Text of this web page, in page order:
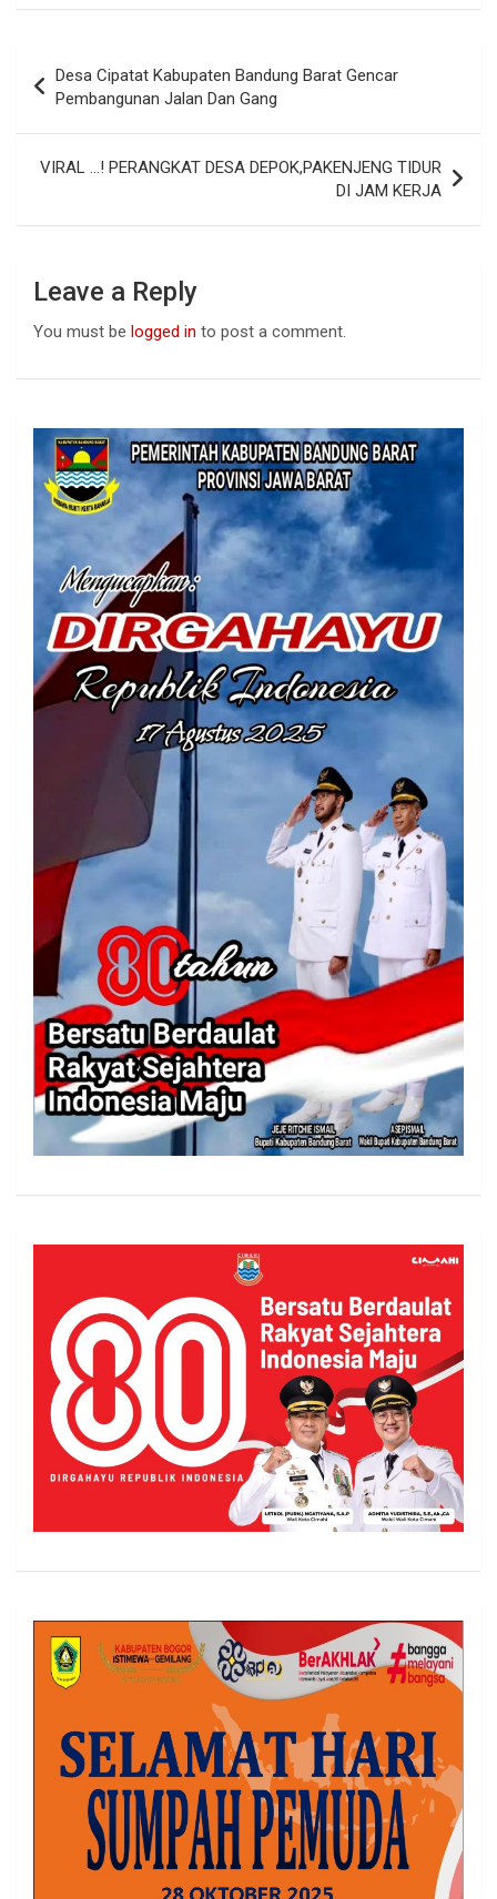
ce
o
o
k
at
A
p
p
ke
dI
n
navigation
Desa Cipatat Kabupaten Bandung Barat Gencar
Pembangunan Jalan Dan Gang
VIRAL …! PERANGKAT DESA DEPOK,PAKENJENG TIDUR
DI JAM KERJA
Leave a Reply
You must be logged in to post a comment.